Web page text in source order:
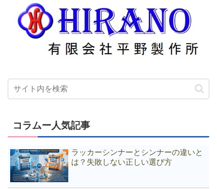
コラムー人気記事
ラッカーシンナーとシンナーの違いと
は？失敗しない正しい選び方